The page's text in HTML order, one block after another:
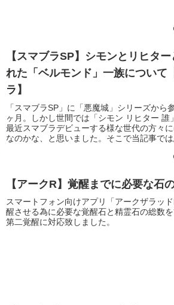
【スマブラSP】シモンとリヒタ
れた「ベルモンド」一族について
ラ】
「スマブラSP」に「悪魔城」シリーズから
ヶ月。しかし世間では「シモン リヒター 誰
最近スマブラデビューする様な世代の方々
なのかな、と思いました。そこで当記事で
【アークR】覚醒までに必要な石
スマートフォン向けアプリ「アークザラッ
醒させる為に必要な覚醒石と精霊石の総数
第二覚醒に対応致しました。